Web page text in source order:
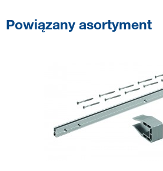
Powiązany asortyment